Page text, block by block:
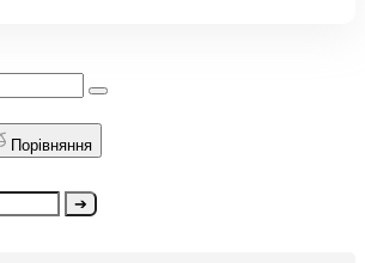
Порівняння
➔